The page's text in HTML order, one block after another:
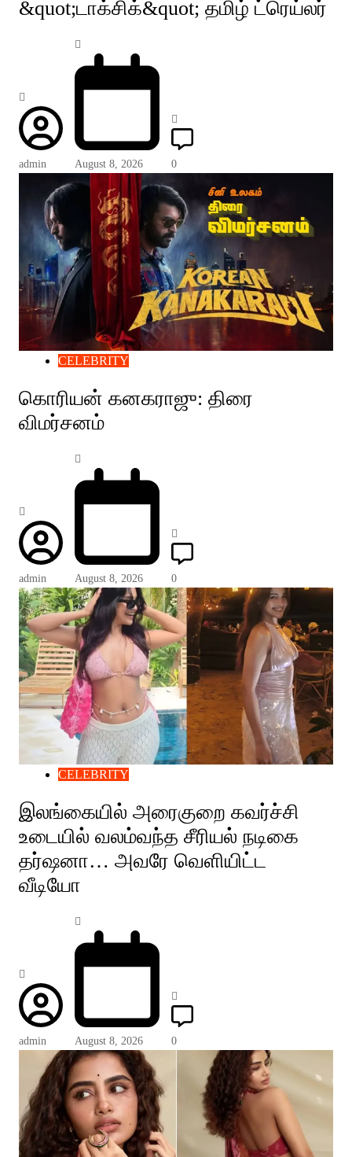
&quot;டாக்சிக்&quot; தமிழ் ட்ரெய்லர்
admin August 8, 2026 0
CELEBRITY
கொரியன் கனகராஜு: திரை
விமர்சனம்
admin August 8, 2026 0
CELEBRITY
இலங்கையில் அரைகுறை கவர்ச்சி
உடையில் வலம்வந்த சீரியல் நடிகை
தர்ஷனா… அவரே வெளியிட்ட
வீடியோ
admin August 8, 2026 0